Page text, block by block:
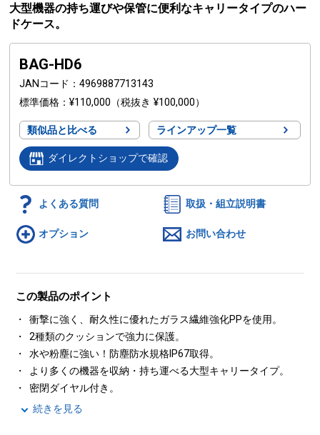
大型機器の持ち運びや保管に便利なキャリータイプのハー
ドケース。
BAG-HD6
JANコード
4969887713143
標準価格
¥110,000 （税抜き ¥100,000）
類似品と比べる ラインアップ一覧
ダイレクトショップで確認
よくある質問 取扱・組立説明書
オプション お問い合わせ
この製品のポイント
衝撃に強く、耐久性に優れたガラス繊維強化PPを使用。
2種類のクッションで強力に保護。
水や粉塵に強い！防塵防水規格IP67取得。
より多くの機器を収納・持ち運べる大型キャリータイプ。
密閉ダイヤル付き。
続きを見る